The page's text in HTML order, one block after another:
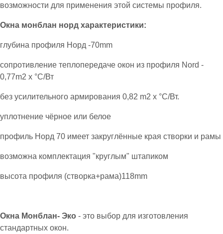
возможности для применения этой системы профиля.
Окна монблан норд характеристики:
глубина профиля Норд -70mm
сопротивление теплопередаче окон из профиля Nord -
0,77m2 х °С/Вт
без усилительного армирования 0,82 m2 х °С/Вт.
уплотнение чёрное или белое
профиль Норд 70 имеет закруглённые края створки и рамы
возможна комплектация "круглым" штапиком
высота профиля (створка+рама)118mm
Окна Монблан- Эко - это выбор для изготовления
стандартных окон.